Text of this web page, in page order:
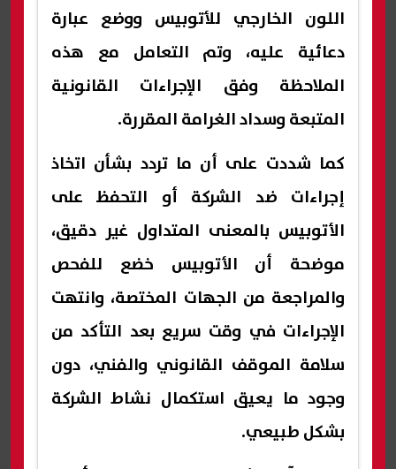
اللون الخارجي للأتوبيس ووضع عبارة
دعائية عليه، وتم التعامل مع هذه
الملاحظة وفق الإجراءات القانونية
المتبعة وسداد الغرامة المقررة.
كما شددت على أن ما تردد بشأن اتخاذ
إجراءات ضد الشركة أو التحفظ على
الأتوبيس بالمعنى المتداول غير دقيق،
موضحة أن الأتوبيس خضع للفحص
والمراجعة من الجهات المختصة، وانتهت
الإجراءات في وقت سريع بعد التأكد من
سلامة الموقف القانوني والفني، دون
وجود ما يعيق استكمال نشاط الشركة
بشكل طبيعي.